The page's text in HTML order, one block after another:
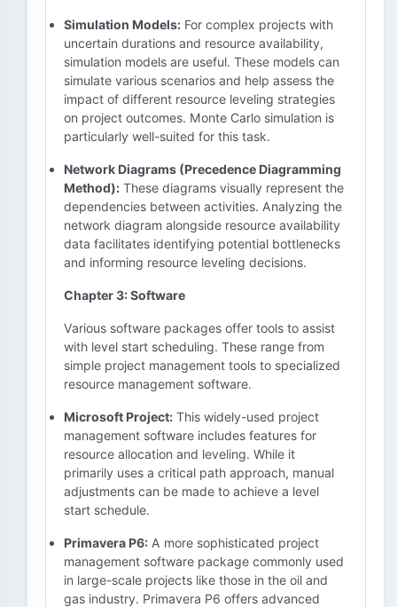
Simulation Models: For complex projects with
uncertain durations and resource availability,
simulation models are useful. These models can
simulate various scenarios and help assess the
impact of different resource leveling strategies
on project outcomes. Monte Carlo simulation is
particularly well-suited for this task.
Network Diagrams (Precedence Diagramming
Method): These diagrams visually represent the
dependencies between activities. Analyzing the
network diagram alongside resource availability
data facilitates identifying potential bottlenecks
and informing resource leveling decisions.
Chapter 3: Software
Various software packages offer tools to assist
with level start scheduling. These range from
simple project management tools to specialized
resource management software.
Microsoft Project: This widely-used project
management software includes features for
resource allocation and leveling. While it
primarily uses a critical path approach, manual
adjustments can be made to achieve a level
start schedule.
Primavera P6: A more sophisticated project
management software package commonly used
in large-scale projects like those in the oil and
gas industry. Primavera P6 offers advanced